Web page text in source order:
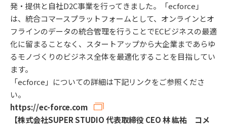
発・提供と自社D2C事業を行ってきました。「ecforce」
は、統合コマースプラットフォームとして、オンラインとオ
フラインのデータの統合管理を行うことでECビジネスの最適
化に留まることなく、スタートアップから大企業まであらゆ
るモノづくりのビジネス全体を最適化することを目指してい
ます。
「ecforce」についての詳細は下記リンクをご参照くださ
い。
https://ec-force.com
【株式会社SUPER STUDIO 代表取締役 CEO 林 紘祐 コメ